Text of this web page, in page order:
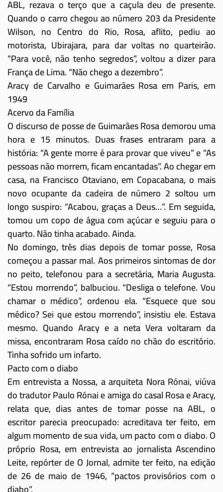
ABL, rezava o terço que a caçula deu de presente.
Quando o carro chegou ao número 203 da Presidente
Wilson, no Centro do Rio, Rosa, aflito, pediu ao
motorista, Ubirajara, para dar voltas no quarteirão.
“Para você, não tenho segredos”, voltou a dizer para
França de Lima. “Não chego a dezembro”.
Aracy de Carvalho e Guimarães Rosa em Paris, em
1949
Acervo da Família
O discurso de posse de Guimarães Rosa demorou uma
hora e 15 minutos. Duas frases entraram para a
história: “A gente morre é para provar que viveu” e “As
pessoas não morrem, ficam encantadas”. Ao chegar em
casa, na Francisco Otaviano, em Copacabana, o mais
novo ocupante da cadeira de número 2 soltou um
longo suspiro: “Acabou, graças a Deus…”. Em seguida,
tomou um copo de água com açúcar e seguiu para o
quarto. Não tinha acabado. Ainda.
No domingo, três dias depois de tomar posse, Rosa
começou a passar mal. Aos primeiros sintomas de dor
no peito, telefonou para a secretária, Maria Augusta.
“Estou morrendo”, balbuciou. “Desliga o telefone. Vou
chamar o médico”, ordenou ela. “Esquece que sou
médico? Sei que estou morrendo”, insistiu ele. Estava
mesmo. Quando Aracy e a neta Vera voltaram da
missa, encontraram Rosa caído no chão do escritório.
Tinha sofrido um infarto.
Pacto com o diabo
Em entrevista a Nossa, a arquiteta Nora Rónai, viúva
do tradutor Paulo Rónai e amiga do casal Rosa e Aracy,
relata que, dias antes de tomar posse na ABL, o
escritor parecia preocupado: acreditava ter feito, em
algum momento de sua vida, um pacto com o diabo. O
próprio Rosa, em entrevista ao jornalista Ascendino
Leite, repórter de O Jornal, admite ter feito, na edição
de 26 de maio de 1946, “pactos provisórios com o